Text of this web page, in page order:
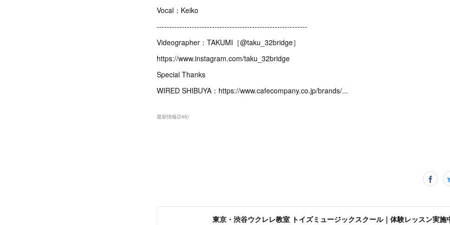
Vocal：Keiko
------------------------------------------------------------
Videographer：TAKUMI［@taku_32bridge］
https://www.instagram.com/taku_32bridge
Special Thanks
WIRED SHIBUYA：https://www.cafecompany.co.jp/brands/...
最新情報(246)
東京・渋谷ウクレレ教室 トイズミュージックスクール｜体験レッスン実施